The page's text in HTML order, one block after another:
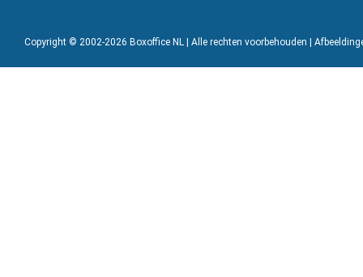
Copyright © 2002-2026 Boxoffice NL | Alle rechten voorbehouden |